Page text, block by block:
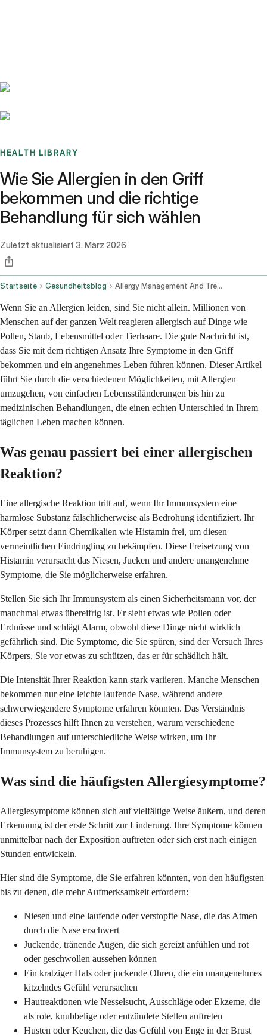
HEALTH LIBRARY
Wie Sie Allergien in den Griff
bekommen und die richtige
Behandlung für sich wählen
Zuletzt aktualisiert 3. März 2026
Startseite Gesundheitsblog Allergy Management And Treatment Options
Wenn Sie an Allergien leiden, sind Sie nicht allein. Millionen von
Menschen auf der ganzen Welt reagieren allergisch auf Dinge wie
Pollen, Staub, Lebensmittel oder Tierhaare. Die gute Nachricht ist,
dass Sie mit dem richtigen Ansatz Ihre Symptome in den Griff
bekommen und ein angenehmes Leben führen können. Dieser Artikel
führt Sie durch die verschiedenen Möglichkeiten, mit Allergien
umzugehen, von einfachen Lebensstiländerungen bis hin zu
medizinischen Behandlungen, die einen echten Unterschied in Ihrem
täglichen Leben machen können.
Was genau passiert bei einer allergischen
Reaktion?
Eine allergische Reaktion tritt auf, wenn Ihr Immunsystem eine
harmlose Substanz fälschlicherweise als Bedrohung identifiziert. Ihr
Körper setzt dann Chemikalien wie Histamin frei, um diesen
vermeintlichen Eindringling zu bekämpfen. Diese Freisetzung von
Histamin verursacht das Niesen, Jucken und andere unangenehme
Symptome, die Sie möglicherweise erfahren.
Stellen Sie sich Ihr Immunsystem als einen Sicherheitsmann vor, der
manchmal etwas übereifrig ist. Er sieht etwas wie Pollen oder
Erdnüsse und schlägt Alarm, obwohl diese Dinge nicht wirklich
gefährlich sind. Die Symptome, die Sie spüren, sind der Versuch Ihres
Körpers, Sie vor etwas zu schützen, das er für schädlich hält.
Die Intensität Ihrer Reaktion kann stark variieren. Manche Menschen
bekommen nur eine leichte laufende Nase, während andere
schwerwiegendere Symptome erfahren könnten. Das Verständnis
dieses Prozesses hilft Ihnen zu verstehen, warum verschiedene
Behandlungen auf unterschiedliche Weise wirken, um Ihr
Immunsystem zu beruhigen.
Was sind die häufigsten Allergiesymptome?
Allergiesymptome können sich auf vielfältige Weise äußern, und deren
Erkennung ist der erste Schritt zur Linderung. Ihre Symptome können
unmittelbar nach der Exposition auftreten oder sich erst nach einigen
Stunden entwickeln.
Hier sind die Symptome, die Sie erfahren könnten, von den häufigsten
bis zu denen, die mehr Aufmerksamkeit erfordern:
Niesen und eine laufende oder verstopfte Nase, die das Atmen
durch die Nase erschwert
Juckende, tränende Augen, die sich gereizt anfühlen und rot
oder geschwollen aussehen können
Ein kratziger Hals oder juckende Ohren, die ein unangenehmes
kitzelndes Gefühl verursachen
Hautreaktionen wie Nesselsucht, Ausschläge oder Ekzeme, die
als rote, knubbelige oder entzündete Stellen auftreten
Husten oder Keuchen, die das Gefühl von Enge in der Brust